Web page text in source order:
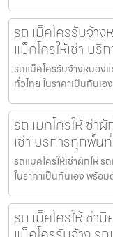
รถแม็คโครรับจ้า
แม็คโครให้เช่า บ
รถแม็คโครรับจ้างหนองแ
ทั่วไทย ในราคาเป็นกัน
รถแมคโครให้เช่า
เช่า บริการทุกพื้น
รถแมคโครให้เช่าผักไห่ ร
ในราคาเป็นกันเอง พร้
รถแม็คโครให้เช่